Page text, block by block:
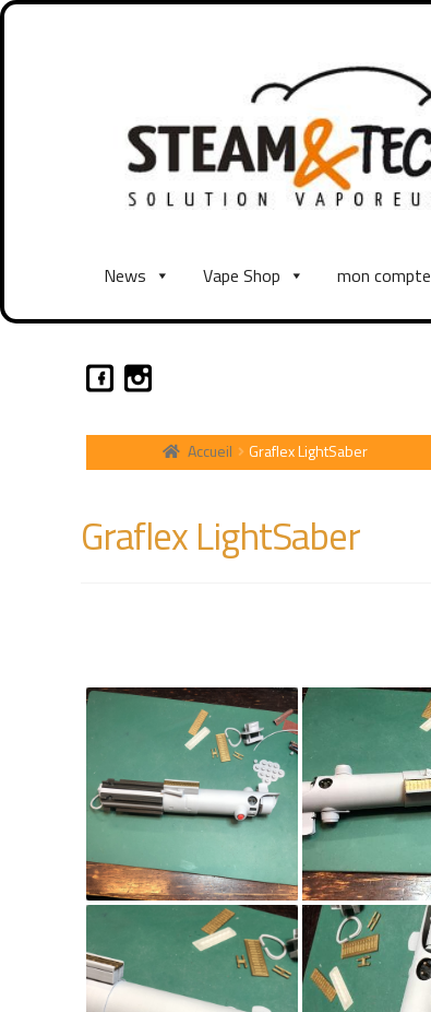
News Vape Shop mon compte
Accueil Graflex LightSaber
Graflex LightSaber